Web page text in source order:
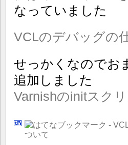
なっていました
VCLのデバッグの
せっかくなのでお
追加しました
Varnishのinitスク